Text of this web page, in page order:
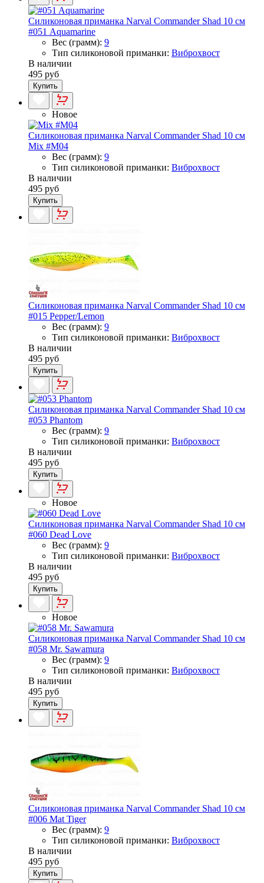
Силиконовая приманка Narval Commander Shad 10 см
#051 Aquamarine
Вес (грамм): 9
Тип силиконовой приманки: Виброхвост
В наличии
495 руб
Купить
Новое
Силиконовая приманка Narval Commander Shad 10 см
Mix #M04
Вес (грамм): 9
Тип силиконовой приманки: Виброхвост
В наличии
495 руб
Купить
Силиконовая приманка Narval Commander Shad 10 см
#015 Pepper/Lemon
Вес (грамм): 9
Тип силиконовой приманки: Виброхвост
В наличии
495 руб
Купить
Силиконовая приманка Narval Commander Shad 10 см
#053 Phantom
Вес (грамм): 9
Тип силиконовой приманки: Виброхвост
В наличии
495 руб
Купить
Новое
Силиконовая приманка Narval Commander Shad 10 см
#060 Dead Love
Вес (грамм): 9
Тип силиконовой приманки: Виброхвост
В наличии
495 руб
Купить
Новое
Силиконовая приманка Narval Commander Shad 10 см
#058 Mr. Sawamura
Вес (грамм): 9
Тип силиконовой приманки: Виброхвост
В наличии
495 руб
Купить
Силиконовая приманка Narval Commander Shad 10 см
#006 Mat Tiger
Вес (грамм): 9
Тип силиконовой приманки: Виброхвост
В наличии
495 руб
Купить